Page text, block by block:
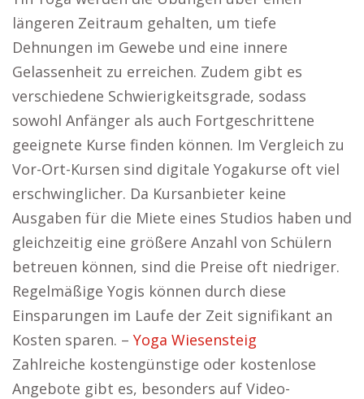
längeren Zeitraum gehalten, um tiefe
Dehnungen im Gewebe und eine innere
Gelassenheit zu erreichen. Zudem gibt es
verschiedene Schwierigkeitsgrade, sodass
sowohl Anfänger als auch Fortgeschrittene
geeignete Kurse finden können. Im Vergleich zu
Vor-Ort-Kursen sind digitale Yogakurse oft viel
erschwinglicher. Da Kursanbieter keine
Ausgaben für die Miete eines Studios haben und
gleichzeitig eine größere Anzahl von Schülern
betreuen können, sind die Preise oft niedriger.
Regelmäßige Yogis können durch diese
Einsparungen im Laufe der Zeit signifikant an
Kosten sparen. – Yoga Wiesensteig
Zahlreiche kostengünstige oder kostenlose
Angebote gibt es, besonders auf Video-